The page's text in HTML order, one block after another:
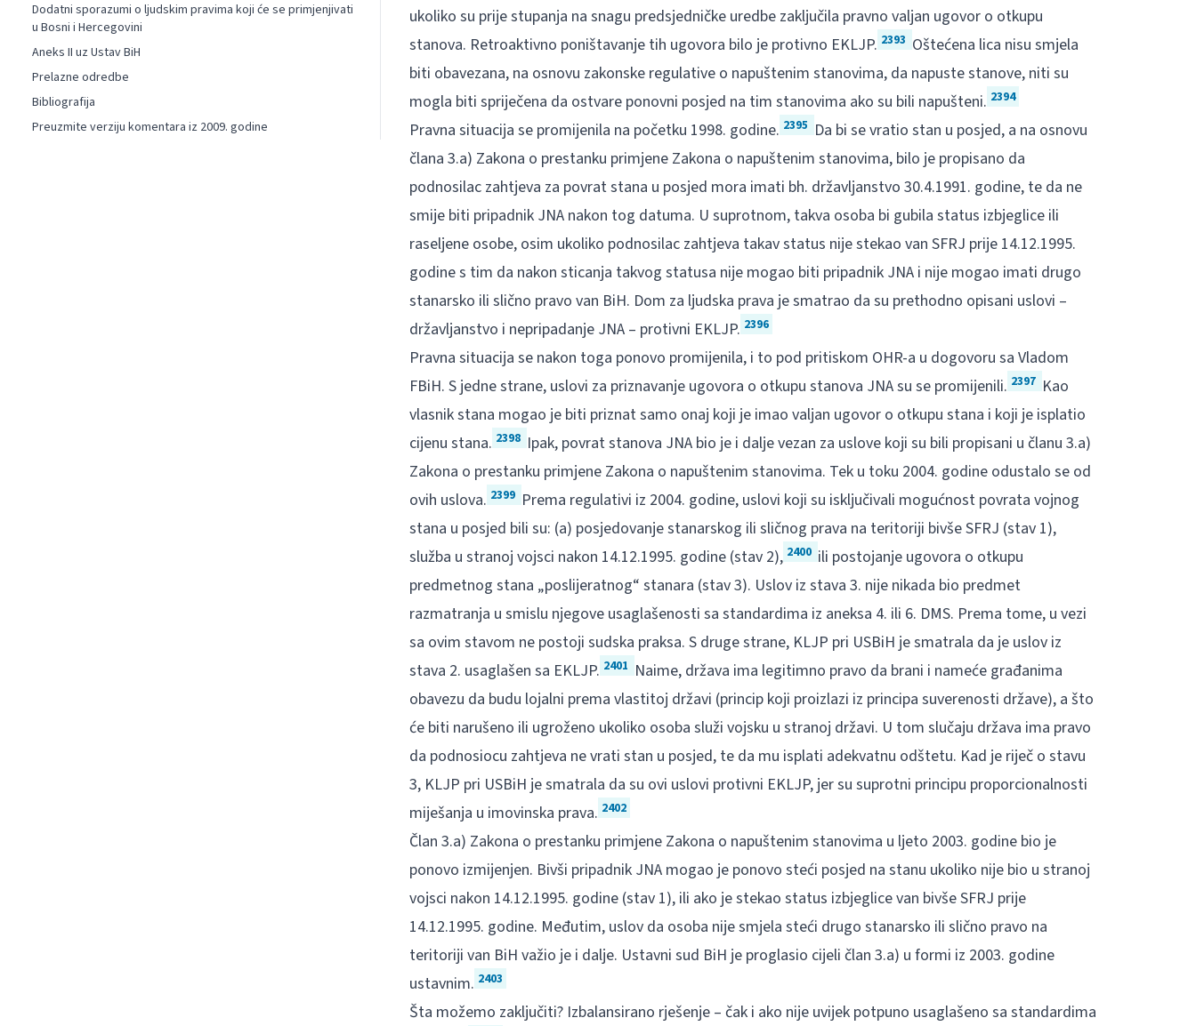
Dodatni sporazumi o ljudskim pravima koji će se primjenjivati
u Bosni i Hercegovini
Aneks II uz Ustav BiH
Prelazne odredbe
Bibliografija
Preuzmite verziju komentara iz 2009. godine
ukoliko su prije stupanja na snagu predsjedničke uredbe zaključila pravno valjan ugovor o otkupu
stanova. Retroaktivno poništavanje tih ugovora bilo je protivno EKLJP. 2393 Oštećena lica nisu smjela
biti obavezana, na osnovu zakonske regulative o napuštenim stanovima, da napuste stanove, niti su
mogla biti spriječena da ostvare ponovni posjed na tim stanovima ako su bili napušteni. 2394
Pravna situacija se promijenila na početku 1998. godine. 2395 Da bi se vratio stan u posjed, a na osnovu
člana 3.a) Zakona o prestanku primjene Zakona o napuštenim stanovima, bilo je propisano da
podnosilac zahtjeva za povrat stana u posjed mora imati bh. državljanstvo 30.4.1991. godine, te da ne
smije biti pripadnik JNA nakon tog datuma. U suprotnom, takva osoba bi gubila status izbjeglice ili
raseljene osobe, osim ukoliko podnosilac zahtjeva takav status nije stekao van SFRJ prije 14.12.1995.
godine s tim da nakon sticanja takvog statusa nije mogao biti pripadnik JNA i nije mogao imati drugo
stanarsko ili slično pravo van BiH. Dom za ljudska prava je smatrao da su prethodno opisani uslovi –
državljanstvo i nepripadanje JNA – protivni EKLJP. 2396
Pravna situacija se nakon toga ponovo promijenila, i to pod pritiskom OHR-a u dogovoru sa Vladom
FBiH. S jedne strane, uslovi za priznavanje ugovora o otkupu stanova JNA su se promijenili. 2397 Kao
vlasnik stana mogao je biti priznat samo onaj koji je imao valjan ugovor o otkupu stana i koji je isplatio
cijenu stana. 2398 Ipak, povrat stanova JNA bio je i dalje vezan za uslove koji su bili propisani u članu 3.a)
Zakona o prestanku primjene Zakona o napuštenim stanovima. Tek u toku 2004. godine odustalo se od
ovih uslova. 2399 Prema regulativi iz 2004. godine, uslovi koji su isključivali mogućnost povrata vojnog
stana u posjed bili su: (a) posjedovanje stanarskog ili sličnog prava na teritoriji bivše SFRJ (stav 1),
služba u stranoj vojsci nakon 14.12.1995. godine (stav 2), 2400 ili postojanje ugovora o otkupu
predmetnog stana „poslijeratnog“ stanara (stav 3). Uslov iz stava 3. nije nikada bio predmet
razmatranja u smislu njegove usaglašenosti sa standardima iz aneksa 4. ili 6. DMS. Prema tome, u vezi
sa ovim stavom ne postoji sudska praksa. S druge strane, KLJP pri USBiH je smatrala da je uslov iz
stava 2. usaglašen sa EKLJP. 2401 Naime, država ima legitimno pravo da brani i nameće građanima
obavezu da budu lojalni prema vlastitoj državi (princip koji proizlazi iz principa suverenosti države), a što
će biti narušeno ili ugroženo ukoliko osoba služi vojsku u stranoj državi. U tom slučaju država ima pravo
da podnosiocu zahtjeva ne vrati stan u posjed, te da mu isplati adekvatnu odštetu. Kad je riječ o stavu
3, KLJP pri USBiH je smatrala da su ovi uslovi protivni EKLJP, jer su suprotni principu proporcionalnosti
miješanja u imovinska prava. 2402
Član 3.a) Zakona o prestanku primjene Zakona o napuštenim stanovima u ljeto 2003. godine bio je
ponovo izmijenjen. Bivši pripadnik JNA mogao je ponovo steći posjed na stanu ukoliko nije bio u stranoj
vojsci nakon 14.12.1995. godine (stav 1), ili ako je stekao status izbjeglice van bivše SFRJ prije
14.12.1995. godine. Međutim, uslov da osoba nije smjela steći drugo stanarsko ili slično pravo na
teritoriji van BiH važio je i dalje. Ustavni sud BiH je proglasio cijeli član 3.a) u formi iz 2003. godine
ustavnim. 2403
Šta možemo zaključiti? Izbalansirano rješenje – čak i ako nije uvijek potpuno usaglašeno sa standardima